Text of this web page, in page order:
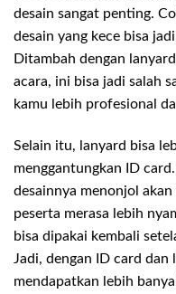
desain sangat penting.
desain yang kece bisa
Ditambah dengan
acara, ini bisa jadi salah
kamu lebih profesional
Selain itu, lanyard bisa
menggantungkan ID
desainnya menonjol
peserta merasa lebih
bisa dipakai kembali
Jadi, dengan ID card
mendapatkan lebih